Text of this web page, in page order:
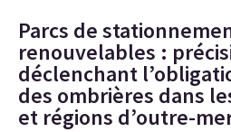
Parcs de
renouvelables :
déclenchant
des ombrières dans
et régions d’outre-